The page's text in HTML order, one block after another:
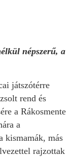
népszerű, a
játszótérre
rend és
a Rákosmente
a
kismamák, más
rajzottak